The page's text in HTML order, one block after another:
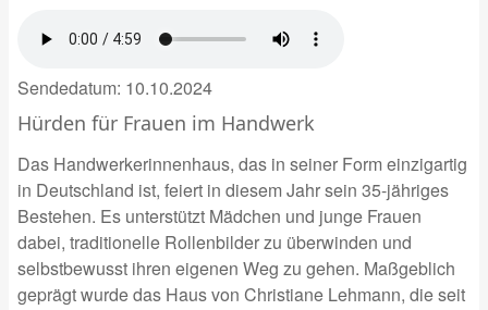
Sendedatum: 10.10.2024
Hürden für Frauen im Handwerk
Das Handwerkerinnenhaus, das in seiner Form einzigartig
in Deutschland ist, feiert in diesem Jahr sein 35-jähriges
Bestehen. Es unterstützt Mädchen und junge Frauen
dabei, traditionelle Rollenbilder zu überwinden und
selbstbewusst ihren eigenen Weg zu gehen. Maßgeblich
geprägt wurde das Haus von Christiane Lehmann, die seit